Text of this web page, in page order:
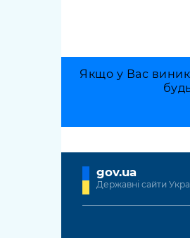
Якщо у Вас
gov.ua
Державні сайти